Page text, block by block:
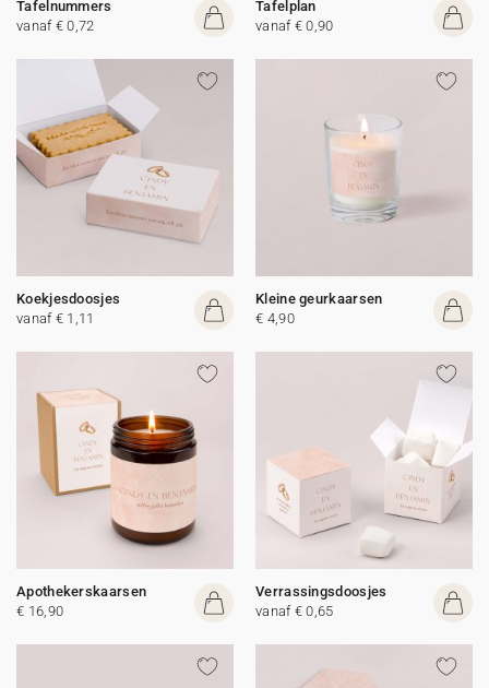
Tafelnummers
vanaf € 0,72
Tafelplan
vanaf € 0,90
Koekjesdoosjes
vanaf € 1,11
Kleine geurkaarsen
€ 4,90
Apothekerskaarsen
€ 16,90
Verrassingsdoosjes
vanaf € 0,65